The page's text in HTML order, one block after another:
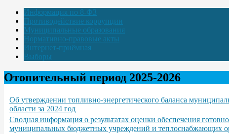
Информация по 8-ФЗ
Противодействие коррупции
Муниципальные образования
Нормативно-правовые акты
Интернет-приёмная
Выборы
Отопительный период 2025-2026
Об утверждении топливно-энергетического баланса
области за 2024 год
Сводная информация о результатах оценки обеспечения
муниципальных бюджетных учреждений и теплоснабжающих